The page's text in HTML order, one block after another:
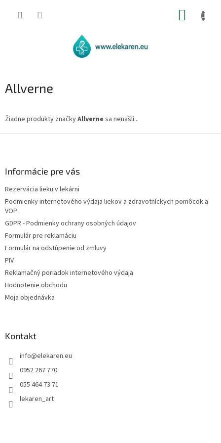
Allverne
Žiadne produkty značkyAllverne sa nenašli...
Informácie pre vás
Rezervácia lieku v lekárni
Podmienky internetového výdaja liekov a zdravotníckych pomôcok a
VOP
GDPR - Podmienky ochrany osobných údajov
Formulár pre reklamáciu
Formulár na odstúpenie od zmluvy
PIV
Reklamačný poriadok internetového výdaja
Hodnotenie obchodu
Moja objednávka
Kontakt
info@elekaren.eu
0952 267 770
055 464 73 71
lekaren_art